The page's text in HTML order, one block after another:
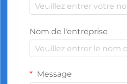
Nom de l'entreprise
Message